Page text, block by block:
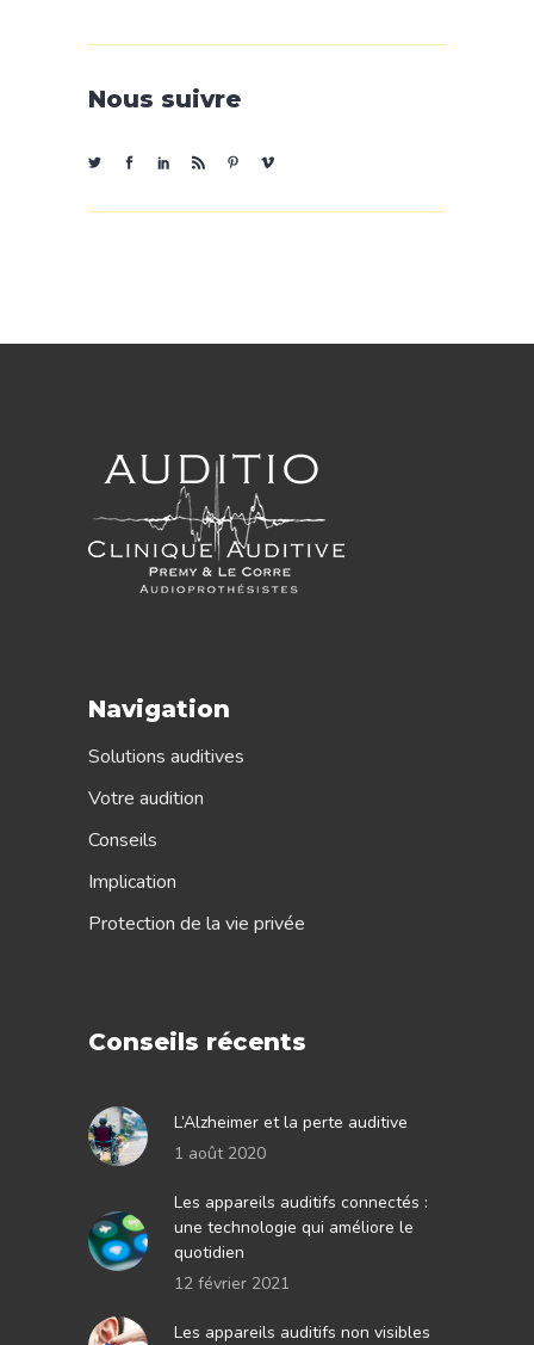
Nous suivre
Navigation
Solutions auditives
Votre audition
Conseils
Implication
Protection de la vie privée
Conseils récents
L’Alzheimer et la perte auditive
1 août 2020
Les appareils auditifs connectés :
une technologie qui améliore le
quotidien
12 février 2021
Les appareils auditifs non visibles